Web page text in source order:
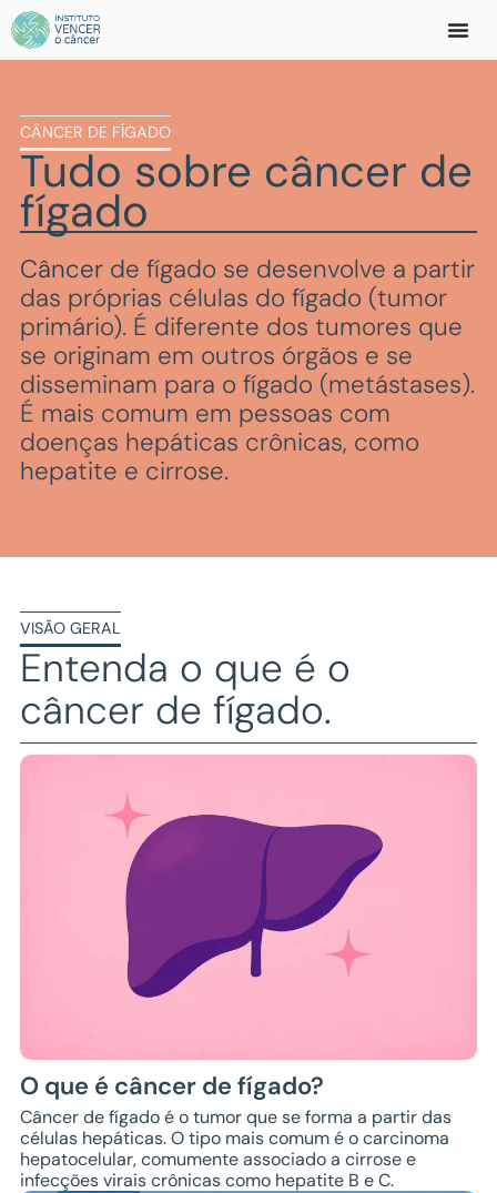
CÂNCER DE FÍGADO
Tudo sobre câncer de
fígado
Câncerde fígado se desenvolve a partir
das próprias células do fígado (tumor
primário). É diferente dos tumores que
se originam em outros órgãos e se
disseminam para o fígado (metástases).
É mais comum em pessoas com
doenças hepáticas crônicas, como
hepatite e cirrose.
VISÃO GERAL
Entenda o que é o
câncer de fígado.
O que é câncer de fígado?
Câncer de fígado é o tumor que se forma a partir das
células hepáticas. O tipo mais comum é o carcinoma
hepatocelular, comumente associado a cirrose e
infecções virais crônicas como hepatite B e C.